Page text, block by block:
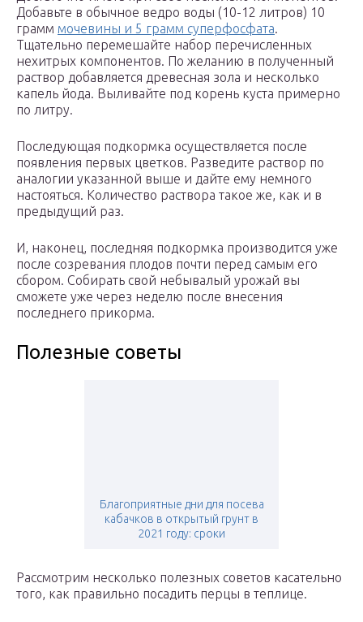
Добавьте в обычное ведро воды (10-12 литров) 10
грамм мочевины и 5 грамм суперфосфата.
Тщательно перемешайте набор перечисленных
нехитрых компонентов. По желанию в полученный
раствор добавляется древесная зола и несколько
капель йода. Выливайте под корень куста примерно
по литру.
Последующая подкормка осуществляется после
появления первых цветков. Разведите раствор по
аналогии указанной выше и дайте ему немного
настояться. Количество раствора такое же, как и в
предыдущий раз.
И, наконец, последняя подкормка производится уже
после созревания плодов почти перед самым его
сбором. Собирать свой небывалый урожай вы
сможете уже через неделю после внесения
последнего прикорма.
Полезные советы
Благоприятные дни для посева
кабачков в открытый грунт в
2021 году: сроки
Рассмотрим несколько полезных советов касательно
того, как правильно посадить перцы в теплице.